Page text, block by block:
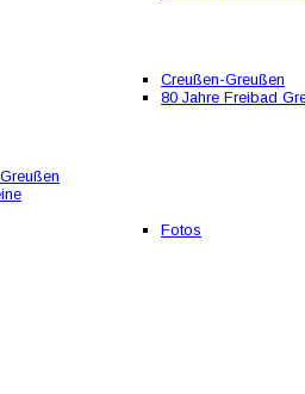
Creußen-Greußen
80 Jahre Freibad
Fotos